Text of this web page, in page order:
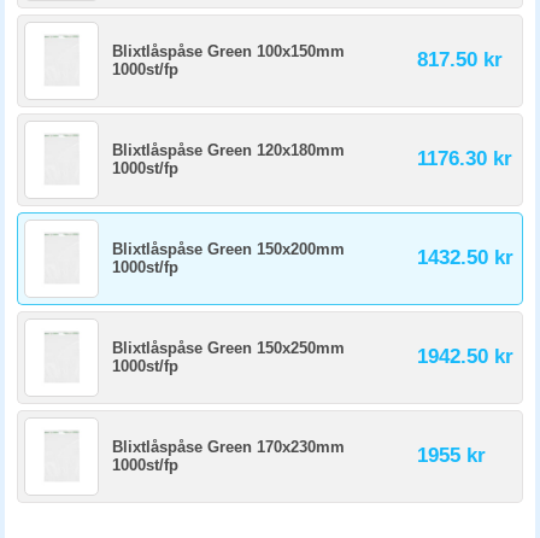
Blixtlåspåse Green 100x150mm
1000st/fp
817.50 kr
Blixtlåspåse Green 120x180mm
1000st/fp
1176.30 kr
Blixtlåspåse Green 150x200mm
1000st/fp
1432.50 kr
Blixtlåspåse Green 150x250mm
1000st/fp
1942.50 kr
Blixtlåspåse Green 170x230mm
1000st/fp
1955 kr